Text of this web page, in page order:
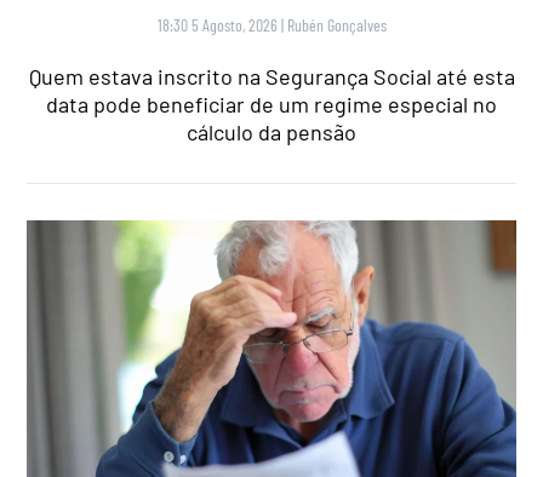
18:30 5 Agosto, 2026 | Rubén Gonçalves
Quem estava inscrito na Segurança Social até esta
data pode beneficiar de um regime especial no
cálculo da pensão